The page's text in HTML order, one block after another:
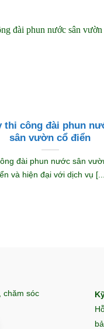
thi công đài phun
sân vườn cổ điển
đài phun nước sân
và hiện đại với dịch vụ
chăm sóc